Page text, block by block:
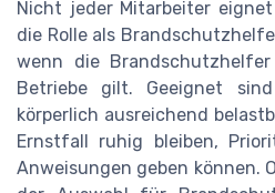
Nicht jeder Mitarbeiter
die Rolle als
wenn die
Betriebe gilt. Geeignet
körperlich ausreichend
Ernstfall ruhig bleiben,
Anweisungen geben können.